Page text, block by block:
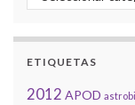
ETIQUETAS
2012 APOD